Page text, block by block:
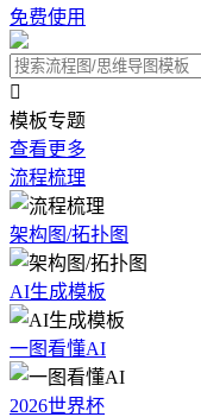
免费使用

模板专题
查看更多
流程梳理
架构图/拓扑图
AI生成模板
一图看懂AI
2026世界杯